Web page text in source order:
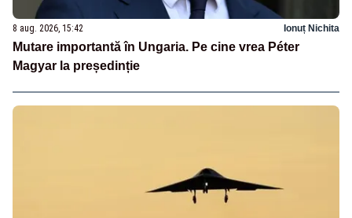
8 aug. 2026, 15:42 Ionuț Nichita
Mutare importantă în Ungaria. Pe cine vrea Péter
Magyar la președinție